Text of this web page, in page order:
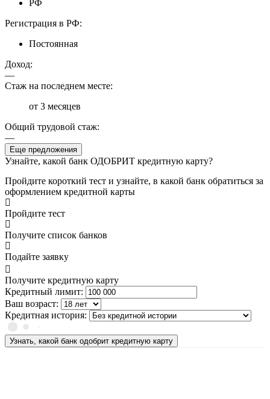
РФ
Регистрация в РФ:
Постоянная
Доход:
—
Стаж на последнем месте:
от 3 месяцев
Общий трудовой стаж:
—
Еще предложения
Узнайте, какой банк ОДОБРИТ кредитную карту?
Пройдите короткий тест и узнайте, в какой банк обратиться за
оформлением кредитной карты
Пройдите тест
Получите список банков
Подайте заявку
Получите кредитную карту
Кредитный лимит:
Ваш возраст:
Кредитная история:
Узнать, какой банк одобрит кредитную карту